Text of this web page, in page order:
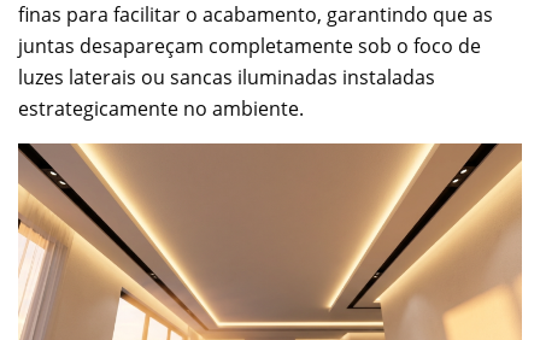
finas para facilitar o acabamento, garantindo que as
juntas desapareçam completamente sob o foco de
luzes laterais ou sancas iluminadas instaladas
estrategicamente no ambiente.